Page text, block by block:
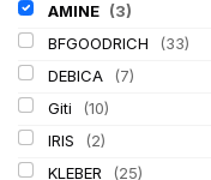
AMINE (3)
BFGOODRICH
(33)
DEBICA
(7)
Giti
(10)
IRIS
(2)
KLEBER
(25)